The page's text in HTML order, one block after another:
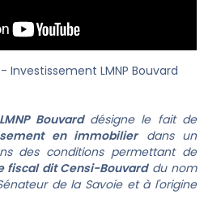
- Investissement LMNP Bouvard
Bouvarddésigne le fait de
en immobilierdans un
des conditions permettant de
fiscal dit Censi-Bouvarddu nom
de la Savoie et à l'origine